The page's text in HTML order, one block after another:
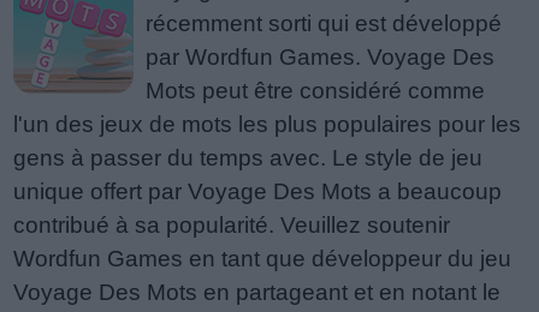
récemment sorti qui est développé
par Wordfun Games. Voyage Des
Mots peut être considéré comme
l'un des jeux de mots les plus populaires pour les
gens à passer du temps avec. Le style de jeu
unique offert par Voyage Des Mots a beaucoup
contribué à sa popularité. Veuillez soutenir
Wordfun Games en tant que développeur du jeu
Voyage Des Mots en partageant et en notant le